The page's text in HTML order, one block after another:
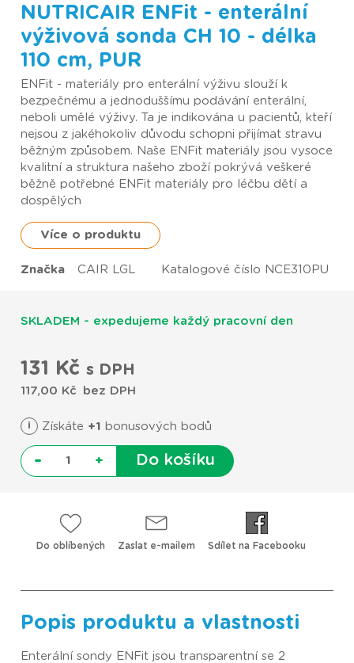
NUTRICAIR ENFit - enterální
výživová sonda CH 10 - délka
110 cm, PUR
ENFit - materiály pro enterální výživu slouží k
bezpečnému a jednoduššímu podávání enterální,
neboli umělé výživy. Ta je indikována u pacientů, kteří
nejsou z jakéhokoliv důvodu schopni přijímat stravu
běžným způsobem. Naše ENFit materiály jsou vysoce
kvalitní a struktura našeho zboží pokrývá veškeré
běžně potřebné ENFit materiály pro léčbu dětí a
dospělých
Více o produktu
Značka CAIR LGL Katalogové číslo NCE310PU
SKLADEM - expedujeme každý pracovní den
131 Kč s DPH
117,00 Kč bez DPH
i Získáte +1 bonusových bodů
- + Do košíku
Do oblíbených Zaslat e-mailem Sdílet na Facebooku
Popis produktu a vlastnosti
Enterální sondy ENFit jsou transparentní se 2